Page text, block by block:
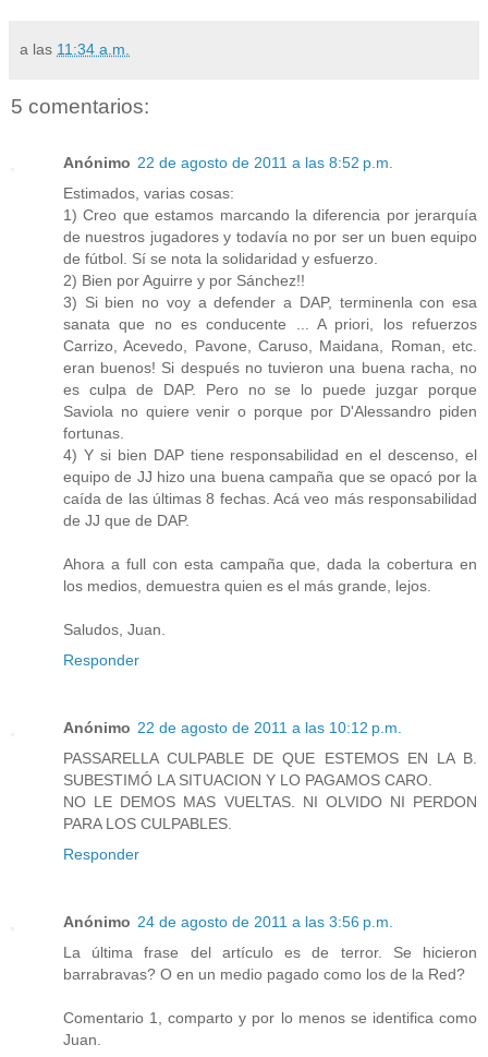
a las 11:34 a.m.
5 comentarios:
Anónimo 22 de agosto de 2011 a las 8:52 p.m.
Estimados, varias cosas:
1) Creo que estamos marcando la diferencia por jerarquía
de nuestros jugadores y todavía no por ser un buen equipo
de fútbol. Sí se nota la solidaridad y esfuerzo.
2) Bien por Aguirre y por Sánchez!!
3) Si bien no voy a defender a DAP, terminenla con esa
sanata que no es conducente ... A priori, los refuerzos
Carrizo, Acevedo, Pavone, Caruso, Maidana, Roman, etc.
eran buenos! Si después no tuvieron una buena racha, no
es culpa de DAP. Pero no se lo puede juzgar porque
Saviola no quiere venir o porque por D'Alessandro piden
fortunas.
4) Y si bien DAP tiene responsabilidad en el descenso, el
equipo de JJ hizo una buena campaña que se opacó por la
caída de las últimas 8 fechas. Acá veo más responsabilidad
de JJ que de DAP.
Ahora a full con esta campaña que, dada la cobertura en
los medios, demuestra quien es el más grande, lejos.
Saludos, Juan.
Responder
Anónimo 22 de agosto de 2011 a las 10:12 p.m.
PASSARELLA CULPABLE DE QUE ESTEMOS EN LA B.
SUBESTIMÓ LA SITUACION Y LO PAGAMOS CARO.
NO LE DEMOS MAS VUELTAS. NI OLVIDO NI PERDON
PARA LOS CULPABLES.
Responder
Anónimo 24 de agosto de 2011 a las 3:56 p.m.
La última frase del artículo es de terror. Se hicieron
barrabravas? O en un medio pagado como los de la Red?
Comentario 1, comparto y por lo menos se identifica como
Juan.